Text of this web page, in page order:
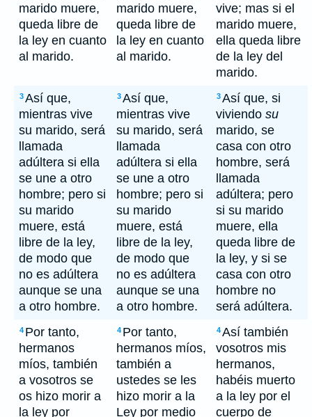
marido muere,
queda libre de
la ley en cuanto
al marido.
marido muere,
queda libre de
la ley en cuanto
al marido.
vive; mas si el
marido muere,
ella queda libre
de la ley del
marido.
3Así que,
mientras vive
su marido, será
llamada
adúltera si ella
se une a otro
hombre; pero si
su marido
muere, está
libre de la ley,
de modo que
no es adúltera
aunque se una
a otro hombre.
3Así que,
mientras vive
su marido, será
llamada
adúltera si ella
se une a otro
hombre; pero si
su marido
muere, está
libre de la ley,
de modo que
no es adúltera
aunque se una
a otro hombre.
3Así que, si
viviendo su
marido, se
casa con otro
hombre, será
llamada
adúltera; pero
si su marido
muere, ella
queda libre de
la ley, y si se
casa con otro
hombre no
será adúltera.
4 Por tanto,
hermanos
míos, también
a vosotros se
os hizo morir a
la ley por
4 Por tanto,
hermanos míos,
también a
ustedes se les
hizo morir a la
Ley por medio
4Así también
vosotros mis
hermanos,
habéis muerto
a la ley por el
cuerpo de